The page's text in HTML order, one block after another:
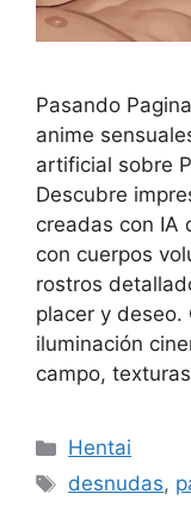
Pasando
anime
artificial sobre
Descubre
creadas con IA
con cuerpos
rostros
placer y deseo.
iluminación
campo,
Categorías
Hentai
Etiquetas
desnudas,